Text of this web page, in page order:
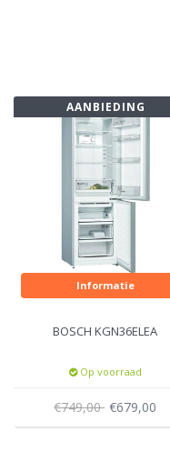
AANBIEDING
Informatie
BOSCH KGN36ELEA
Op voorraad
€749,00 €679,00